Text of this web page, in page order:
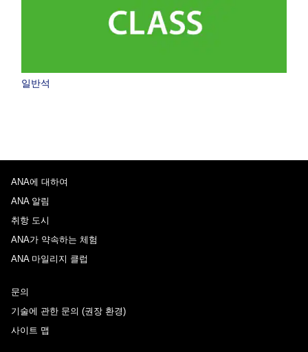
일반석
ANA에 대하여
ANA 알림
취항 도시
ANA가 약속하는 체험
ANA 마일리지 클럽
문의
기술에 관한 문의 (권장 환경)
사이트 맵